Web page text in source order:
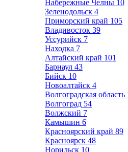
Набережные Челны 10
Зеленодольск 4
Приморский край 105
Владивосток 39
Уссурийск 7
Находка 7
Алтайский край 101
Барнаул 43
Бийск 10
Новоалтайск 4
Волгоградская область
Волгоград 54
Волжский 7
Камышин 6
Красноярский край 89
Красноярск 48
Норильск 10